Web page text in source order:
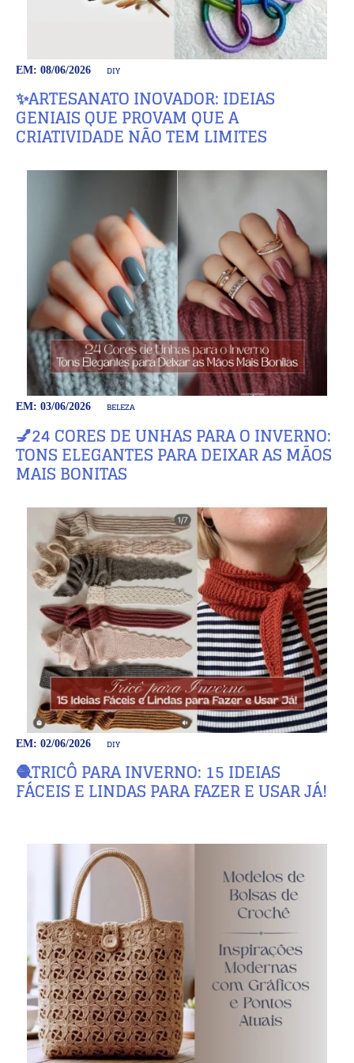
EM: 08/06/2026 DIY
✨ARTESANATO INOVADOR: IDEIAS
GENIAIS QUE PROVAM QUE A
CRIATIVIDADE NÃO TEM LIMITES
EM: 03/06/2026 BELEZA
💅24 CORES DE UNHAS PARA O INVERNO:
TONS ELEGANTES PARA DEIXAR AS MÃOS
MAIS BONITAS
EM: 02/06/2026 DIY
🧶TRICÔ PARA INVERNO: 15 IDEIAS
FÁCEIS E LINDAS PARA FAZER E USAR JÁ!